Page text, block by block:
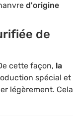
d'origine
de
cette façon, la
spécial et
légèrement. Cela